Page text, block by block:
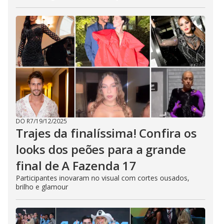
DO R7/19/12/2025
Trajes da finalíssima! Confira os
looks dos peões para a grande
final de A Fazenda 17
Participantes inovaram no visual com cortes ousados,
brilho e glamour